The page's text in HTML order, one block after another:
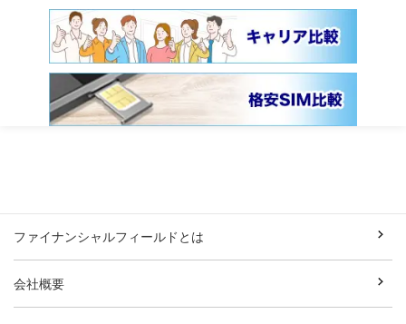
ファイナンシャルフィールドとは
会社概要